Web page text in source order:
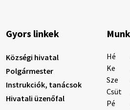
Helyi közlemények:
Gyászhirdetés: 2026.08.05. 1/
Gyors linkek
Községi hivatal
Polgármester
Instrukciók, tanácsok
Hivatali üzenőfal
Hé
Ke
Sze
Csüt
Pé